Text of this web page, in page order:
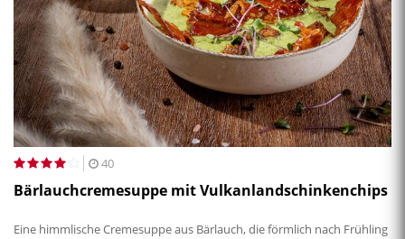
40
Bärlauchcremesuppe mit Vulkanlandschinkenchips
Eine himmlische Cremesuppe aus Bärlauch, die förmlich nach Frühling